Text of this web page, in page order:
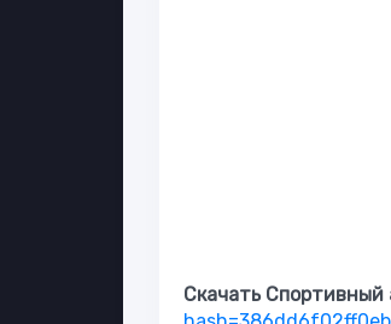
Скачать Спортивный